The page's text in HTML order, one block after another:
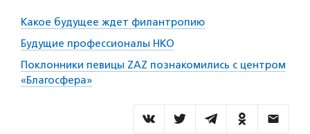
Какое будущее ждет филантропию
Будущие профессионалы НКО
Поклонники певицы ZAZ познакомились с центром
«Благосфера»